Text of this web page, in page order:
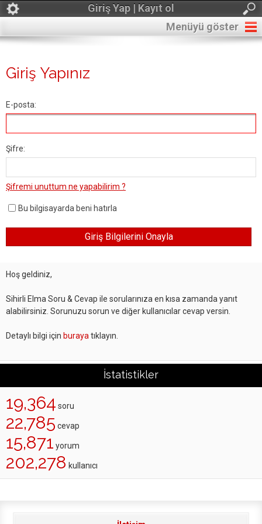
Giriş Yap | Kayıt ol
Menüyü göster
Giriş Yapınız
E-posta:
Şifre:
Şifremi unuttum ne yapabilirim ?
Bu bilgisayarda beni hatırla
Hoş geldiniz,
Sihirli Elma Soru & Cevap ile sorularınıza en kısa zamanda yanıt
alabilirsiniz. Sorunuzu sorun ve diğer kullanıcılar cevap versin.
Detaylı bilgi için buraya tıklayın.
İstatistikler
19,364 soru
22,785 cevap
15,871 yorum
202,278 kullanıcı